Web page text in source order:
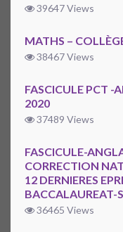
39647 Views
MATHS –
38467 Views
FASCICULE PCT -
2020
37489 Views
FASCICULE-
CORRECTION
12 DERNIERES
BACCALAUREAT-
36465 Views